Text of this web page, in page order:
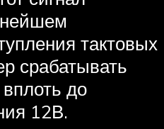
тактовых
срабатывать
до
12В.